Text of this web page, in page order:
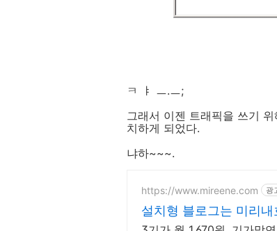
ㅋ ㅑ ㅡ.ㅡ;
그래서 이젠 트래픽을 쓰기
치하게 되었다.
냐하~~~.
https://www.mireene.com 광
설치형 블로그는 미리내